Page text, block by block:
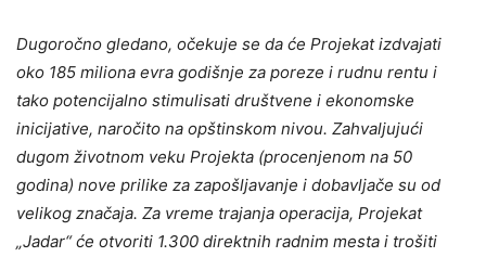
Dugoročno gledano, očekuje se da će Projekat izdvajati
oko 185 miliona evra godišnje za poreze i rudnu rentu i
tako potencijalno stimulisati društvene i ekonomske
inicijative, naročito na opštinskom nivou. Zahvaljujući
dugom životnom veku Projekta (procenjenom na 50
godina) nove prilike za zapošljavanje i dobavljače su od
velikog značaja. Za vreme trajanja operacija, Projekat
„Jadar“ će otvoriti 1.300 direktnih radnim mesta i trošiti